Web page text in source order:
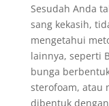
Sesudah Anda
sang kekasih,
mengetahui
lainnya, seperti
bunga
sterofoam, atau
dibentuk